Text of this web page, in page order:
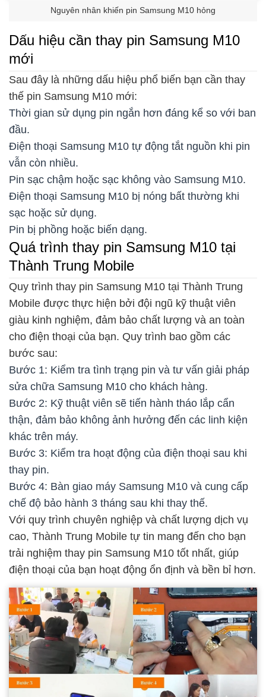
Nguyên nhân khiến pin Samsung M10 hỏng
Dấu hiệu cần thay pin Samsung M10
mới
Sau đây là những dấu hiệu phổ biến bạn cần thay
thế pin Samsung M10 mới:
Thời gian sử dụng pin ngắn hơn đáng kể so với ban
đầu.
Điện thoại Samsung M10 tự động tắt nguồn khi pin
vẫn còn nhiều.
Pin sạc chậm hoặc sạc không vào Samsung M10.
Điện thoại Samsung M10 bị nóng bất thường khi
sạc hoặc sử dụng.
Pin bị phồng hoặc biến dạng.
Quá trình thay pin Samsung M10 tại
Thành Trung Mobile
Quy trình thay pin Samsung M10 tại Thành Trung
Mobile được thực hiện bởi đội ngũ kỹ thuật viên
giàu kinh nghiệm, đảm bảo chất lượng và an toàn
cho điện thoại của bạn. Quy trình bao gồm các
bước sau:
Bước 1: Kiểm tra tình trạng pin và tư vấn giải pháp
sửa chữa Samsung M10 cho khách hàng.
Bước 2: Kỹ thuật viên sẽ tiến hành tháo lắp cẩn
thận, đảm bảo không ảnh hưởng đến các linh kiện
khác trên máy.
Bước 3: Kiểm tra hoạt động của điện thoại sau khi
thay pin.
Bước 4: Bàn giao máy Samsung M10 và cung cấp
chế độ bảo hành 3 tháng sau khi thay thế.
Với quy trình chuyên nghiệp và chất lượng dịch vụ
cao, Thành Trung Mobile tự tin mang đến cho bạn
trải nghiệm thay pin Samsung M10 tốt nhất, giúp
điện thoại của bạn hoạt động ổn định và bền bỉ hơn.